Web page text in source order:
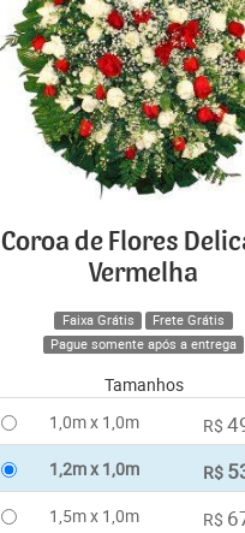
Coroa de Flores
Vermelha
Faixa Grátis
Frete Grátis
Pague somente após a entrega
Tamanhos
1,0m x 1,0m
R$
1,2m x 1,0m R$
1,5m x 1,0m R$